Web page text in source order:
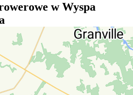
w Wyspa